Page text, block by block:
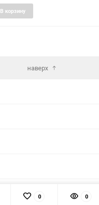
В корзину
наверх
© 2026 TK5.RU
0 0